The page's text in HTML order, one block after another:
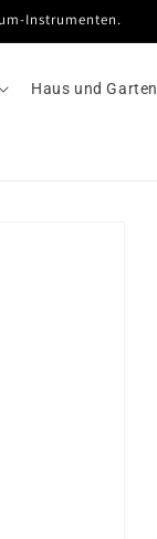
Instrumenten.
Haus und Garten